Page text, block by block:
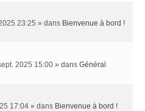
23:25 » dans Bienvenue à bord !
2025 15:00 » dans Général
17:04 » dans Bienvenue à bord !